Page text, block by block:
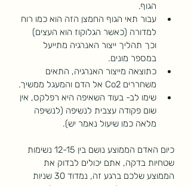
הגוף.
עבור תאי הגוף החמצן הזה הוא כמו רוח
למדורה (כאשר הגלוקוז הוא העצים)
וכך תהליך ייצור האנרגיה מתייעל
במספר מונים.
כתוצאה מייצור האנרגיה, התאים
משחררים Co2 אל הדם והמעגל ממשיך.
שימו לב- בעוד השאיפה היא רפלקס, אין
שום פקודה עצבית לנשיפה (לנשיפה
מלאה כמו שיעול נאמר יש).
כיום האדם הממוצע נושם בין 12-15 נשימות
שטחיות בדקה, אתם יכולים לבדוק את
הממוצע שלכם ברגע זה, נמדוד 30 שניות